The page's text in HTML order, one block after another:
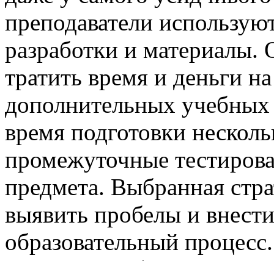
преподаватели
разработки и
тратить время и деньги
дополнительных
время подготовки
промежуточные
предмета. Выбранная
выявить пробелы и
образовательный